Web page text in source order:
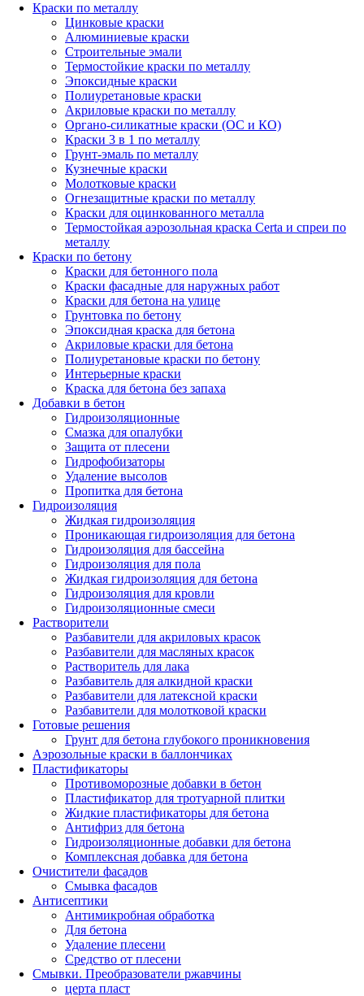
Краски по металлу
Цинковые краски
Алюминиевые краски
Строительные эмали
Термостойкие краски по металлу
Эпоксидные краски
Полиуретановые краски
Акриловые краски по металлу
Органо-силикатные краски (ОС и КО)
Краски 3 в 1 по металлу
Грунт-эмаль по металлу
Кузнечные краски
Молотковые краски
Огнезащитные краски по металлу
Краски для оцинкованного металла
Термостойкая аэрозольная краска Certa и спреи по
металлу
Краски по бетону
Краски для бетонного пола
Краски фасадные для наружных работ
Краски для бетона на улице
Грунтовка по бетону
Эпоксидная краска для бетона
Акриловые краски для бетона
Полиуретановые краски по бетону
Интерьерные краски
Краска для бетона без запаха
Добавки в бетон
Гидроизоляционные
Смазка для опалубки
Защита от плесени
Гидрофобизаторы
Удаление высолов
Пропитка для бетона
Гидроизоляция
Жидкая гидроизоляция
Проникающая гидроизоляция для бетона
Гидроизоляция для бассейна
Гидроизоляция для пола
Жидкая гидроизоляция для бетона
Гидроизоляция для кровли
Гидроизоляционные смеси
Растворители
Разбавители для акриловых красок
Разбавители для масляных красок
Растворитель для лака
Разбавитель для алкидной краски
Разбавители для латексной краски
Разбавители для молотковой краски
Готовые решения
Грунт для бетона глубокого проникновения
Аэрозольные краски в баллончиках
Пластификаторы
Противоморозные добавки в бетон
Пластификатор для тротуарной плитки
Жидкие пластификаторы для бетона
Антифриз для бетона
Гидроизоляционные добавки для бетона
Комплексная добавка для бетона
Очистители фасадов
Смывка фасадов
Антисептики
Антимикробная обработка
Для бетона
Удаление плесени
Средство от плесени
Смывки. Преобразователи ржавчины
церта пласт